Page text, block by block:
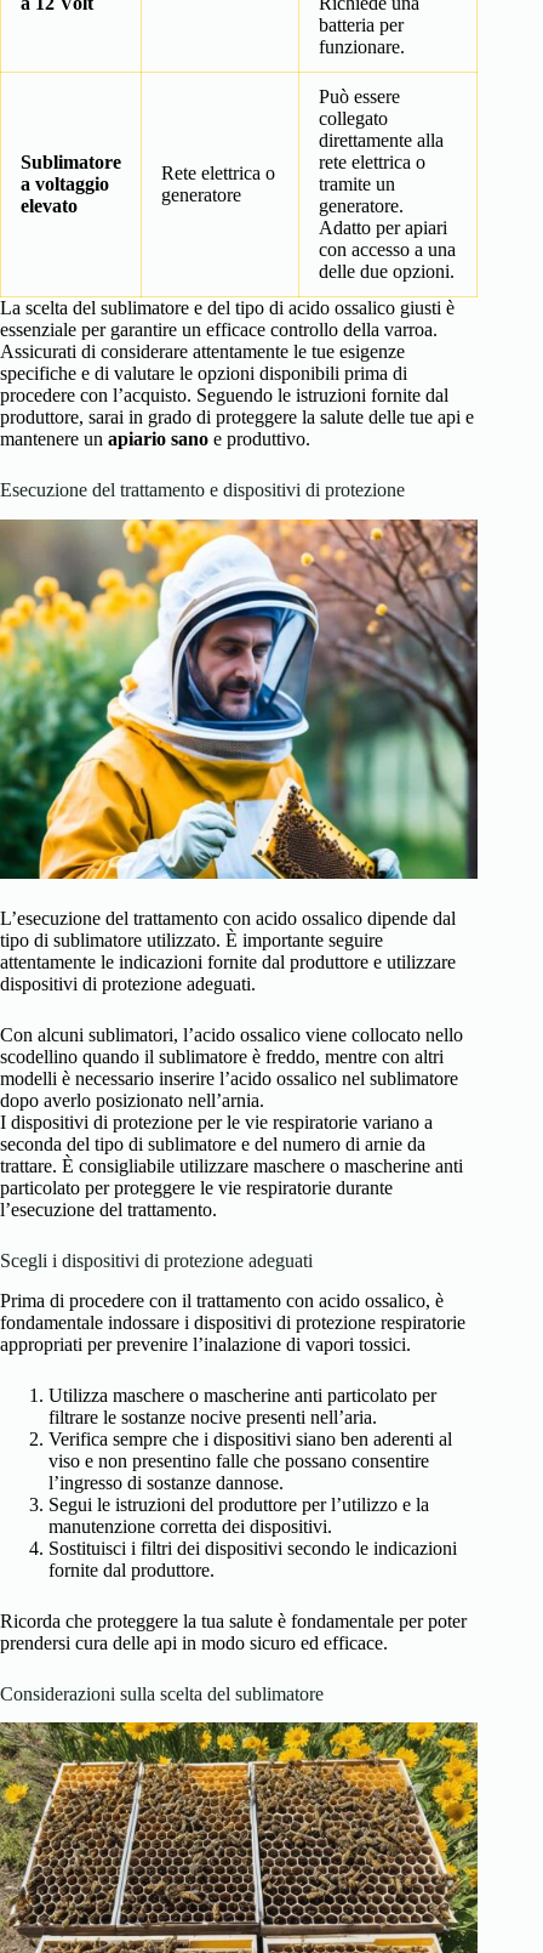
batteria per
funzionare.
Sublimatore
a voltaggio
elevato
Rete elettrica o
generatore
Può essere
collegato
direttamente alla
rete elettrica o
tramite un
generatore.
Adatto per apiari
con accesso a una
delle due opzioni.
La scelta del sublimatore e del tipo di acido ossalico giusti è
essenziale per garantire un efficace controllo della varroa.
Assicurati di considerare attentamente le tue esigenze
specifiche e di valutare le opzioni disponibili prima di
procedere con l’acquisto. Seguendo le istruzioni fornite dal
produttore, sarai in grado di proteggere la salute delle tue api e
mantenere un apiario sano e produttivo.
Esecuzione del trattamento e dispositivi di protezione
L’esecuzione del trattamento con acido ossalico dipende dal
tipo di sublimatore utilizzato. È importante seguire
attentamente le indicazioni fornite dal produttore e utilizzare
dispositivi di protezione adeguati.
Con alcuni sublimatori, l’acido ossalico viene collocato nello
scodellino quando il sublimatore è freddo, mentre con altri
modelli è necessario inserire l’acido ossalico nel sublimatore
dopo averlo posizionato nell’arnia.
I dispositivi di protezione per le vie respiratorie variano a
seconda del tipo di sublimatore e del numero di arnie da
trattare. È consigliabile utilizzare maschere o mascherine anti
particolato per proteggere le vie respiratorie durante
l’esecuzione del trattamento.
Scegli i dispositivi di protezione adeguati
Prima di procedere con il trattamento con acido ossalico, è
fondamentale indossare i dispositivi di protezione respiratorie
appropriati per prevenire l’inalazione di vapori tossici.
Utilizza maschere o mascherine anti particolato per
filtrare le sostanze nocive presenti nell’aria.
Verifica sempre che i dispositivi siano ben aderenti al
viso e non presentino falle che possano consentire
l’ingresso di sostanze dannose.
Segui le istruzioni del produttore per l’utilizzo e la
manutenzione corretta dei dispositivi.
Sostituisci i filtri dei dispositivi secondo le indicazioni
fornite dal produttore.
Ricorda che proteggere la tua salute è fondamentale per poter
prendersi cura delle api in modo sicuro ed efficace.
Considerazioni sulla scelta del sublimatore